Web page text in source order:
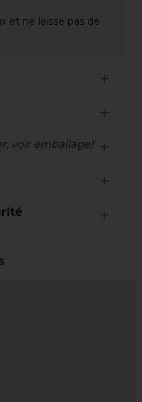
et ne laisse pas de
voir emballage)